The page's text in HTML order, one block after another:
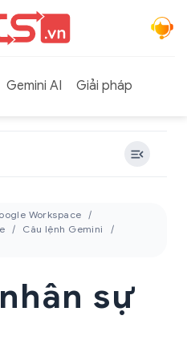
Gemini AI Giải pháp
Workspace
Câu lệnh Gemini
sự